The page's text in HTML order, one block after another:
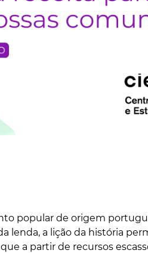
popular de origem
lenda, a lição da história
a partir de recursos